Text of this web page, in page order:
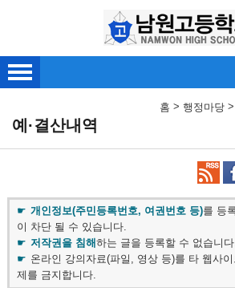
홈 > 행정마당 >
예·결산내역
개인정보(주민등록번호, 여권번호 등)를 등
이 차단 될 수 있습니다.
저작권을 침해하는 글을 등록할 수 없습니
온라인 강의자료(파일, 영상 등)를 타 웹사
제를 금지합니다.